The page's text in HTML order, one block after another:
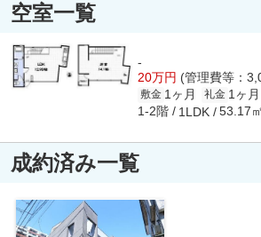
空室一覧
-
20万円 (管理費等：
敷金 1ヶ月 礼金 1ヶ月
1-2階 1LDK 53.17㎡
成約済み一覧